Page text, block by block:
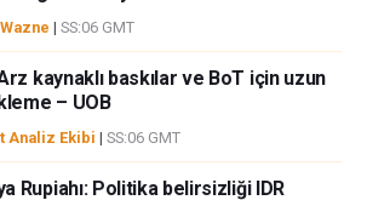
| SS:06 GMT
kaynaklı baskılar ve BoT için uzun
– UOB
Analiz Ekibi | SS:06 GMT
Rupiahı: Politika belirsizliği IDR